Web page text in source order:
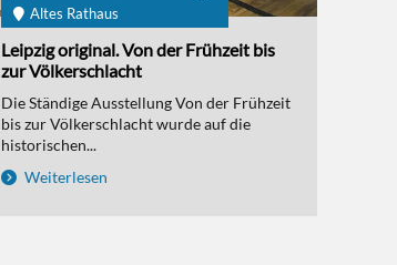
Altes Rathaus
Leipzig original. Von der Frühzeit bis
zur Völkerschlacht
Die Ständige Ausstellung Von der Frühzeit
bis zur Völkerschlacht wurde auf die
historischen...
Weiterlesen